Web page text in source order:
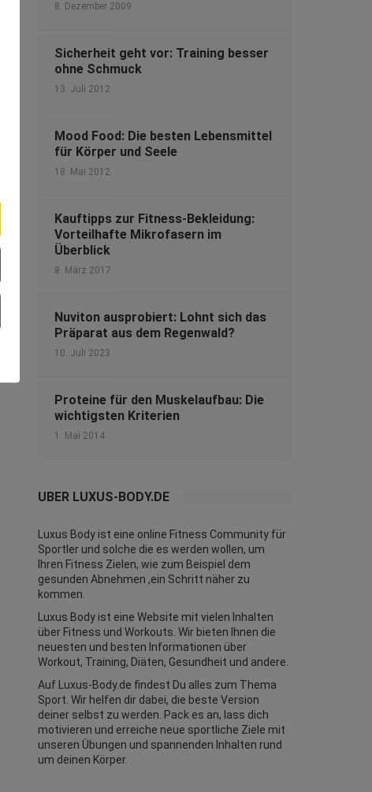
8. Dezember 2009
Sicherheit geht vor: Training besser
ohne Schmuck
13. Juli 2012
Mood Food: Die besten Lebensmittel
für Körper und Seele
18. Mai 2012
Kauftipps zur Fitness-Bekleidung:
Vorteilhafte Mikrofasern im
Überblick
8. März 2017
Nuviton ausprobiert: Lohnt sich das
Präparat aus dem Regenwald?
10. Juli 2023
Proteine für den Muskelaufbau: Die
wichtigsten Kriterien
1. Mai 2014
ÜBER LUXUS-BODY.DE
Luxus Body ist eine online Fitness Community für
Sportler und solche die es werden wollen, um
Ihren Fitness Zielen, wie zum Beispiel dem
gesunden Abnehmen ,ein Schritt näher zu
kommen.
Luxus Body ist eine Website mit vielen Inhalten
über Fitness und Workouts . Wir bieten Ihnen die
neuesten und besten Informationen über
Workout, Training, Diäten, Gesundheit und andere.
Auf Luxus-Body.de findest Du alles zum Thema
Sport. Wir helfen dir dabei, die beste Version
deiner selbst zu werden. Pack es an, lass dich
motivieren und erreiche neue sportliche Ziele mit
unseren Übungen und spannenden Inhalten rund
um deinen Körper.